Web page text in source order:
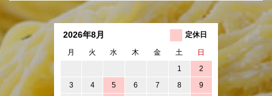
2026年8月 定休日
月 火 水 木 金 土 日
1 2
3 4 5 6 7 8 9